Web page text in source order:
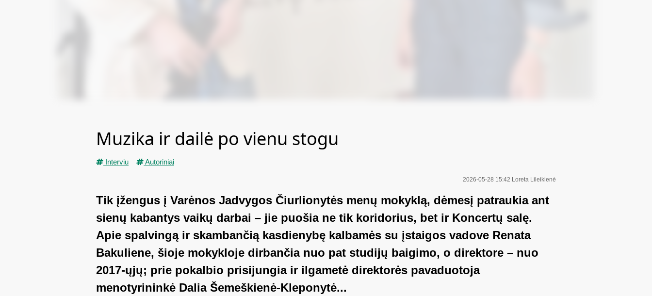
Muzika ir dailė po vienu stogu
Interviu Autoriniai
2026-05-28 15:42 Loreta Lileikienė
Tik įžengus į Varėnos Jadvygos Čiurlionytės menų mokyklą, dėmesį patraukia ant
sienų kabantys vaikų darbai – jie puošia ne tik koridorius, bet ir Koncertų salę.
Apie spalvingą ir skambančią kasdienybę kalbamės su įstaigos vadove Renata
Bakuliene, šioje mokykloje dirbančia nuo pat studijų baigimo, o direktore – nuo
2017-ųjų; prie pokalbio prisijungia ir ilgametė direktorės pavaduotoja
menotyrininkė Dalia Šemeškienė-Kleponytė...